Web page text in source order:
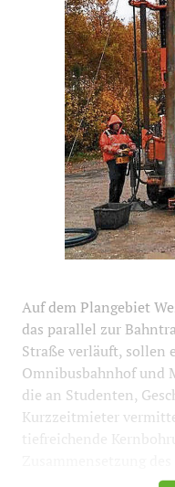
Auf dem Plangebiet
das parallel zur
Straße verläuft, sollen
Omnibusbahnhof und
die an Studenten,
Kurzzeitmieter
tiefreichende